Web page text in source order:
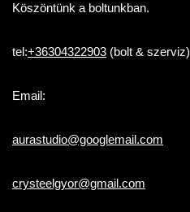
Köszöntünk a boltunkban.
tel:+36304322903 (bolt & szerviz)
Email:
aurastudio@googlemail.com
crysteelgyor@gmail.com